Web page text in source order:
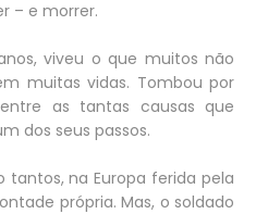
– e morrer.
viveu o que muitos não
muitas vidas. Tombou por
as tantas causas que
dos seus passos.
na Europa ferida pela
própria. Mas, o soldado